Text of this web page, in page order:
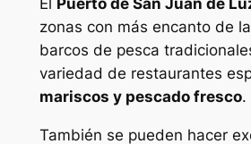
zonas con más encanto de
barcos de pesca
variedad de restaurantes
mariscos y pescado fresco.
También se pueden hacer